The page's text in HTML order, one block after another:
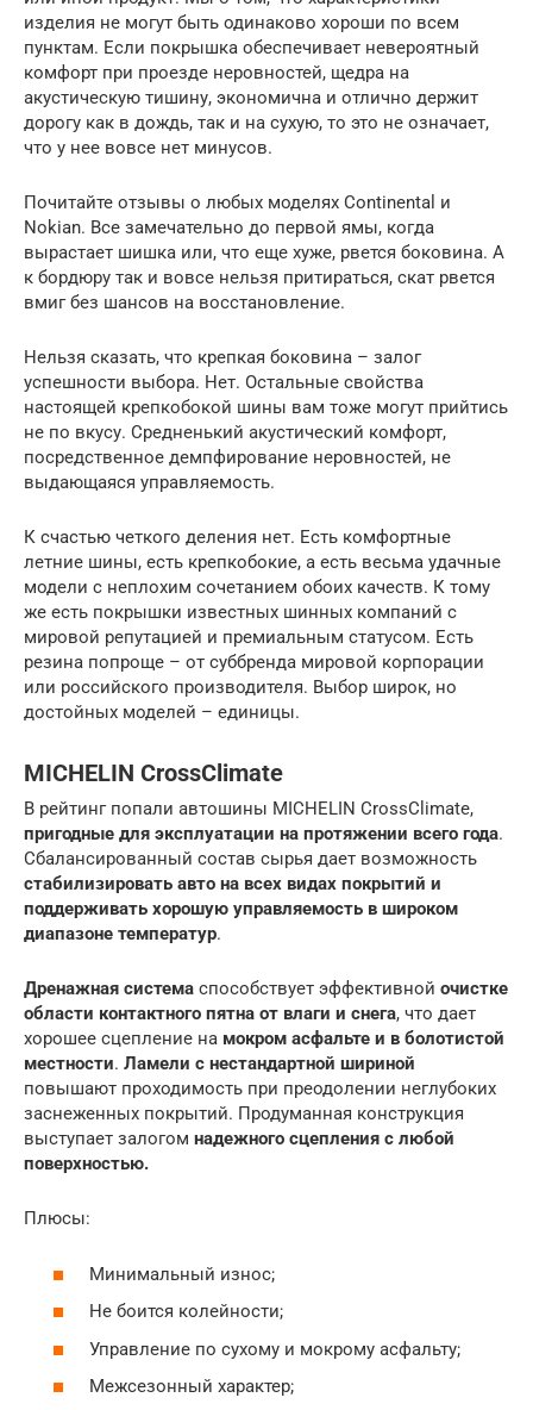
изделия не могут быть одинаково хороши по всем
пунктам. Если покрышка обеспечивает невероятный
комфорт при проезде неровностей, щедра на
акустическую тишину, экономична и отлично держит
дорогу как в дождь, так и на сухую, то это не означает,
что у нее вовсе нет минусов.
Почитайте отзывы о любых моделях Continental и
Nokian. Все замечательно до первой ямы, когда
вырастает шишка или, что еще хуже, рвется боковина. А
к бордюру так и вовсе нельзя притираться, скат рвется
вмиг без шансов на восстановление.
Нельзя сказать, что крепкая боковина – залог
успешности выбора. Нет. Остальные свойства
настоящей крепкобокой шины вам тоже могут прийтись
не по вкусу. Средненький акустический комфорт,
посредственное демпфирование неровностей, не
выдающаяся управляемость.
К счастью четкого деления нет. Есть комфортные
летние шины, есть крепкобокие, а есть весьма удачные
модели с неплохим сочетанием обоих качеств. К тому
же есть покрышки известных шинных компаний с
мировой репутацией и премиальным статусом. Есть
резина попроще – от суббренда мировой корпорации
или российского производителя. Выбор широк, но
достойных моделей – единицы.
MICHELIN CrossClimate
В рейтинг попали автошины MICHELIN CrossClimate,
пригодные для эксплуатации на протяжении всего года.
Сбалансированный состав сырья дает возможность
стабилизировать авто на всех видах покрытий и
поддерживать хорошую управляемость в широком
диапазоне температур.
Дренажная система способствует эффективной очистке
области контактного пятна от влаги и снега, что дает
хорошее сцепление на мокром асфальте и в болотистой
местности. Ламели с нестандартной шириной
повышают проходимость при преодолении неглубоких
заснеженных покрытий. Продуманная конструкция
выступает залогом надежного сцепления с любой
поверхностью.
Плюсы:
Минимальный износ;
Не боится колейности;
Управление по сухому и мокрому асфальту;
Межсезонный характер;